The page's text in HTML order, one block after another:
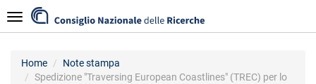
al
contenuto
Navigazione
Home
Note stampa
Spedizione "Traversing European Coastlines" (TREC) per lo